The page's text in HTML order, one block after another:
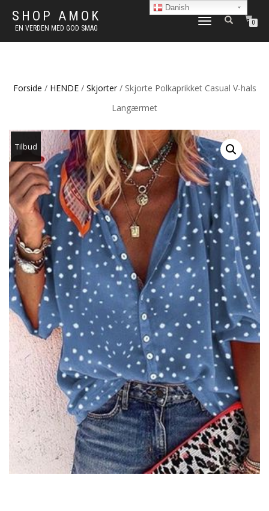
SHOP AMOK
EN VERDEN MED GOD SMAG
FLIP
0
Forside / HENDE/ Skjorter/ Skjorte Polkaprikket Casual V-hals
Langærmet
Tilbud
Danish